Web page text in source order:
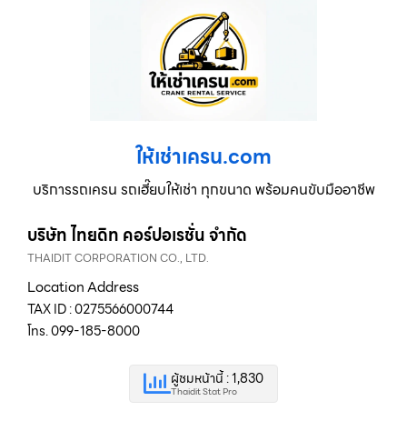
ให้เช่าเครน.com
บริการรถเครน รถเฮี๊ยบให้เช่า ทุกขนาด พร้อมคนขับมืออาชีพ
บริษัท ไทยดิท คอร์ปอเรชั่น จำกัด
THAIDIT CORPORATION CO., LTD.
Location Address
TAX ID : 0275566000744
โทร. 099-185-8000
ผู้ชมหน้านี้ : 1,830
Thaidit Stat Pro